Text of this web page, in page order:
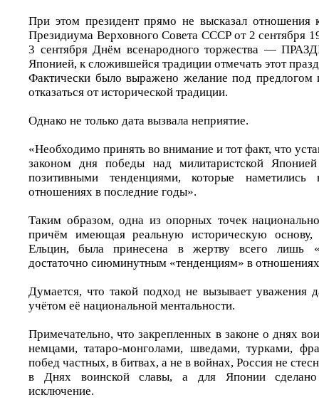
При этом президент прямо не высказал отношения
Президиума Верховного Совета СССР от 2 сентября
3 сентября Днём всенародного торжества —
Японией, к сложившейся традиции отмечать этот
Фактически было выражено желание под предлогом
отказаться от исторической традиции.
Однако не только дата вызвала неприятие.
«Необходимо принять во внимание и тот факт, что
законом дня победы над милитаристской
позитивными тенденциями, которые наметились
отношениях в последние годы».
Таким образом, одна из опорных точек
причём имеющая реальную историческую
Ельцин, была принесена в жертву всего лишь
достаточно сиюминутным «тенденциям» в
Думается, что такой подход не вызывает уважения
учётом её национальной ментальности.
Примечательно, что закрепленных в законе о днях
немцами, татаро-монголами, шведами, турками,
побед частных, в битвах, а не в войнах, Россия не
в Днях воинской славы, а для Японии сделано
исключение.